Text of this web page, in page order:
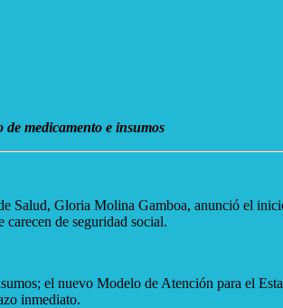
medicamento e insumos
Gloria Molina Gamboa, anunció el
de seguridad social.
el nuevo Modelo de Atención para el
inmediato.